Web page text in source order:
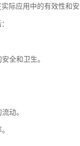
际应用中的有效性和安
全和卫生。
动。